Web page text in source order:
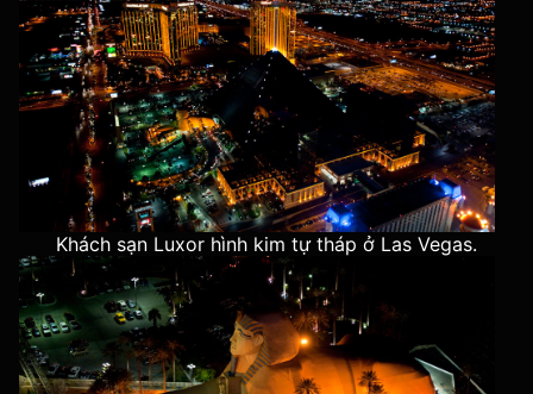
Khách sạn Luxor hình kim tự tháp ở Las Vegas.